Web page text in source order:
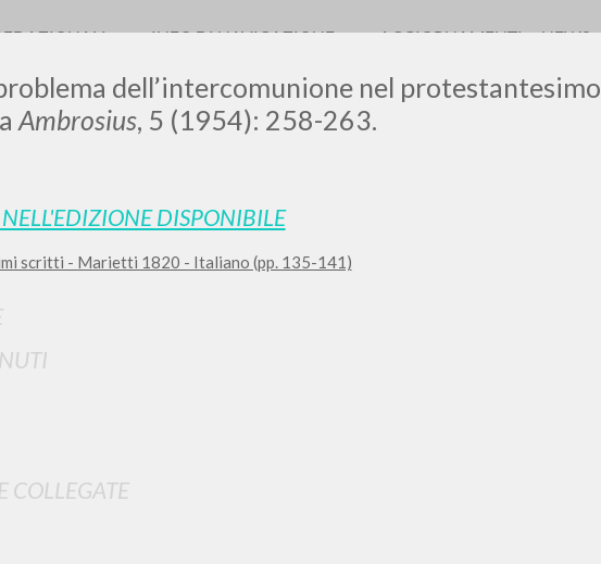
dell’intercomunione nel protestantesimo
Ambrosius, 5 (1954): 258-263.
DISPONIBILE
scritti - Marietti 1820 - Italiano (pp. 135-141)
COLLEGATE
INFO DI NAVIGAZIONE AGGIORNAMENTIENEWS
più precisi? Utilizza laRICERCA AVANZATA »
Visualizza dettagli per tipologia